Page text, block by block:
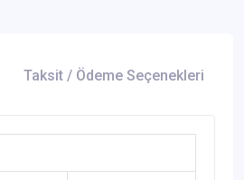
Taksit / Ödeme Seçenekleri